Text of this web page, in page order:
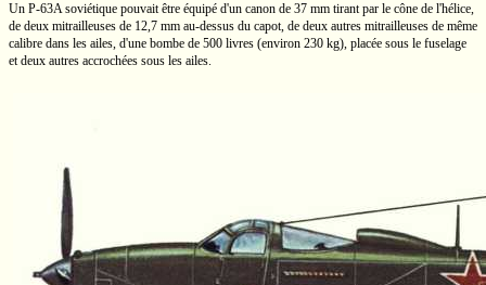
Un P-63Asoviétique pouvait être équipé d'un canon de 37 mm tirant par le cône de l'hélice,
de deux mitrailleuses de 12,7 mm au-dessus du capot, de deux autres mitrailleuses de même
calibre dans les ailes, d'une bombe de 500 livres (environ 230 kg), placée sous le fuselage
et deux autres accrochées sous les ailes.